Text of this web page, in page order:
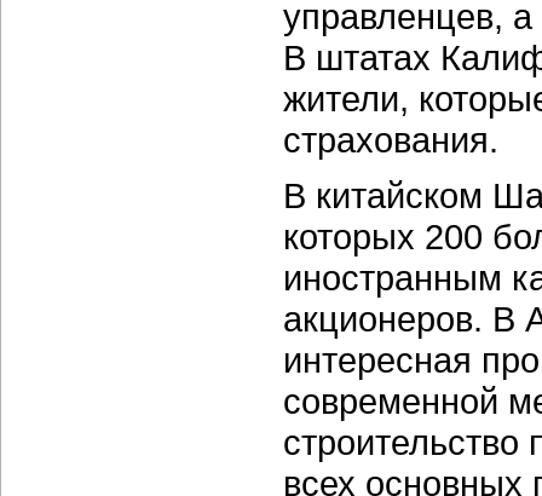
управленцев,
В штатах
жители,
страхования.
В китайском
которых 200
иностранным
акционеров. В
интересная
современной
всех основных